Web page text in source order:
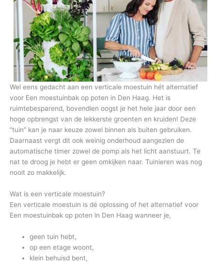
Wel eens gedacht aan een verticale moestuin hét alternatief
voor Een moestuinbak op poten in Den Haag. Het is
ruimtebesparend, bovendien oogst je het hele jaar door een
hoge opbrengst van de lekkerste groenten en kruiden! Deze
“tuin” kan je naar keuze zowel binnen als buiten gebruiken.
Daarnaast vergt dit ook weinig onderhoud aangezien de
automatische timer zowel de pomp als het licht aanstuurt. Te
nat te droog je hebt er geen omkijken naar. Tuinieren was nog
nooit zo makkelijk.
Wat is een verticale moestuin?
Een verticale moestuin is dé oplossing of het alternatief voor
Een moestuinbak op poten in Den Haag wanneer je,
geen tuin hebt,
op een etage woont,
klein behuisd bent,